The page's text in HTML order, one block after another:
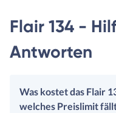
Flair 134 -
Antworten
Was kostet das Flair
welches Preislimit